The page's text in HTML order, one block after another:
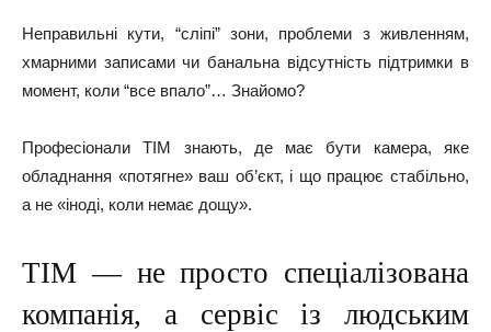
Неправильні кути, “сліпі” зони, проблеми з живленням,
хмарними записами чи банальна відсутність підтримки в
момент, коли “все впало”… Знайомо?
Професіонали ТІМ знають, де має бути камера, яке
обладнання «потягне» ваш об’єкт, і що працює стабільно,
а не «іноді, коли немає дощу».
ТІМ — не просто спеціалізована
компанія, а сервіс із людським